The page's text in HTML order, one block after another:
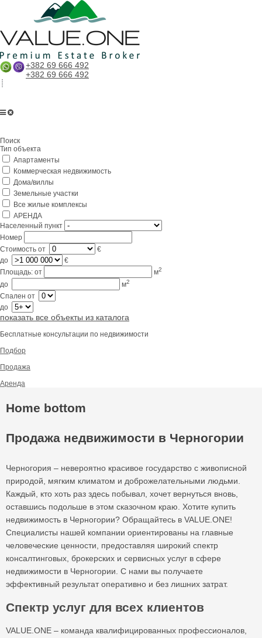
+382 69 666 492
+382 69 666 492
Lifestyle
Контакты
Поиск
Тип объекта
Апартаменты
Коммерческая недвижимость
Дома/виллы
Земельные участки
Все жилые комплексы
АРЕНДА
Населенный пункт
Номер
Стоимость от
€
до
€
Площадь: от м2
до м2
Спален от
до
показать все объекты из каталога
Бесплатные консультации по недвижимости
Подбор
Продажа
Аренда
Home bottom
Продажа недвижимости в Черногории
Черногория – невероятно красивое государство с живописной
природой, мягким климатом и доброжелательными людьми.
Каждый, кто хоть раз здесь побывал, хочет вернуться вновь,
оставшись подольше в этом сказочном краю. Хотите купить
недвижимость в Черногории? Обращайтесь в VALUE.ONE!
Специалисты нашей компании ориентированы на главные
человеческие ценности, предоставляя широкий спектр
консалтинговых, брокерских и сервисных услуг в сфере
недвижимости в Черногории. С нами вы получаете
эффективный результат оперативно и без лишних затрат.
Спектр услуг для всех клиентов
VALUE.ONE – команда квалифицированных профессионалов,